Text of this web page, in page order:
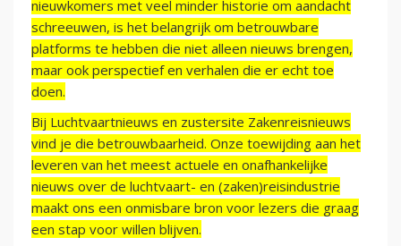
nieuwkomers met veel minder historie om aandacht
schreeuwen, is het belangrijk om betrouwbare
platforms te hebben die niet alleen nieuws brengen,
maar ook perspectief en verhalen die er echt toe
doen.
Bij Luchtvaartnieuws en zustersite Zakenreisnieuws
vind je die betrouwbaarheid. Onze toewijding aan het
leveren van het meest actuele en onafhankelijke
nieuws over de luchtvaart- en (zaken)reisindustrie
maakt ons een onmisbare bron voor lezers die graag
een stap voor willen blijven.